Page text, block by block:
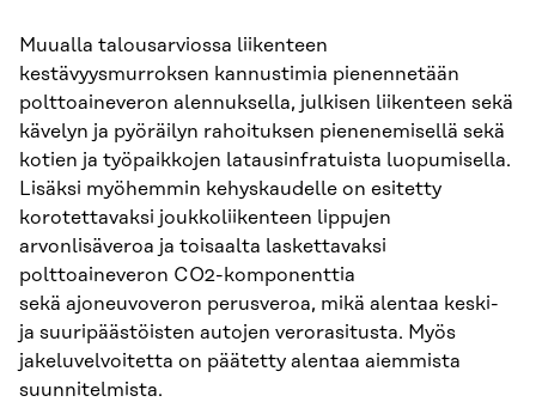
Muualla talousarviossa liikenteen
kestävyysmurroksen kannustimia pienennetään
polttoaineveron alennuksella, julkisen liikenteen sekä
kävelyn ja pyöräilyn rahoituksen pienenemisellä sekä
kotien ja työpaikkojen latausinfratuista luopumisella.
Lisäksi myöhemmin kehyskaudelle on esitetty
korotettavaksi joukkoliikenteen lippujen
arvonlisäveroa ja toisaalta laskettavaksi
polttoaineveron CO2-komponenttia
sekä ajoneuvoveron perusveroa, mikä alentaa keski-
ja suuripäästöisten autojen verorasitusta. Myös
jakeluvelvoitetta on päätetty alentaa aiemmista
suunnitelmista.